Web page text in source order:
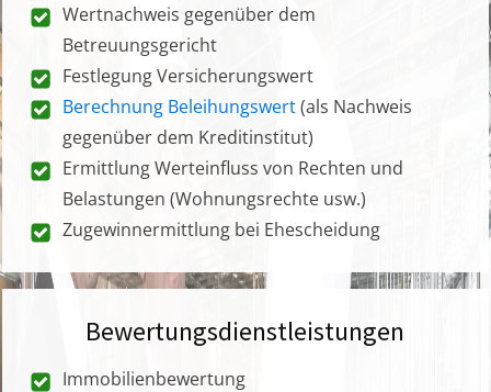
Wertnachweis gegenüber dem
Betreuungsgericht
Festlegung Versicherungswert
Berechnung Beleihungswert(als Nachweis
gegenüber dem Kreditinstitut)
Ermittlung Werteinfluss von Rechten und
Belastungen (Wohnungsrechte usw.)
Zugewinnermittlung bei Ehescheidung
Bewertungsdienstleistungen
Immobilienbewertung